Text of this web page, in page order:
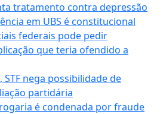
tratamento contra depressão
em UBS é constitucional
federais pode pedir
que teria ofendido a
nega possibilidade de
partidária
é condenada por fraude